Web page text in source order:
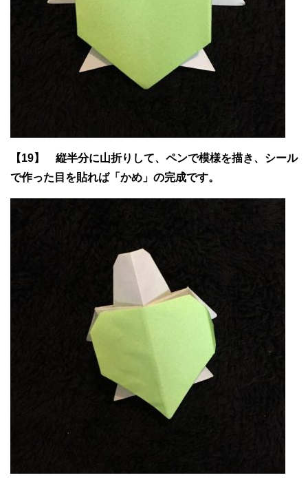
【19】 縦半分に山折りして、ペンで模様を描き、シール
で作った目を貼れば「かめ」の完成です。